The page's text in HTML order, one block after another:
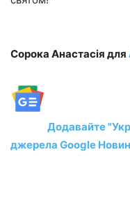
Сорока Анастасія для
Додавайте
джерела Google